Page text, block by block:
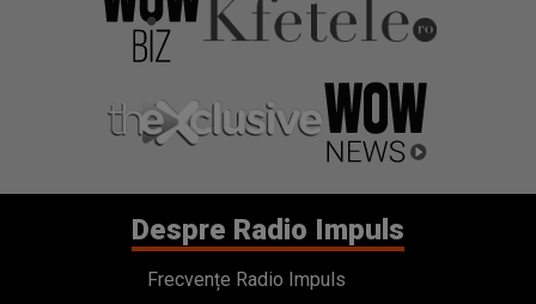
Despre Radio Impuls
Frecvențe Radio Impuls
Politica de confidentialitate
Politica de cookies
Contact
Termeni si conditii
Cod deontologic